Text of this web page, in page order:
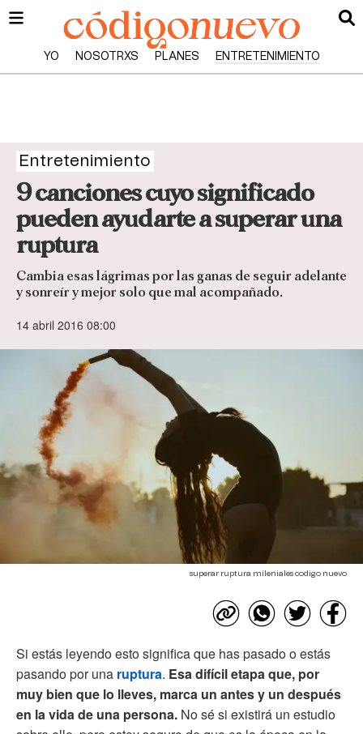
YO NOSOTRXS PLANES ENTRETENIMIENTO
Entretenimiento
9 canciones cuyo significado
pueden ayudarte a superar una
ruptura
Cambia esas lágrimas por las ganas de seguir adelante
y sonreír y mejor solo que mal acompañado.
14 abril 2016 08:00
superar ruptura mileniales codigo nuevo
Si estás leyendo esto significa que has pasado o estás
pasando por una ruptura. Esa difícil etapa que, por
muy bien que lo lleves, marca un antes y un después
en la vida de una persona. No sé si existirá un estudio